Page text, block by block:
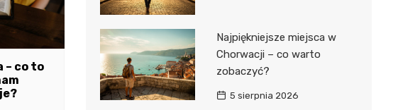
– co to
Najpiękniejsze miejsca w
Chorwacji – co warto
zobaczyć?
5 sierpnia 2026